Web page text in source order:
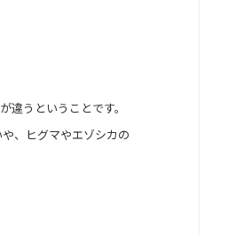
うということです。
、ヒグマやエゾシカの